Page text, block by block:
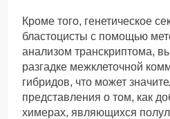
Кроме того, генетическое
бластоцисты с помощью
анализом транскриптома,
разгадке межклеточной
гибридов, что может
представления о том, как
химерах, являющихся